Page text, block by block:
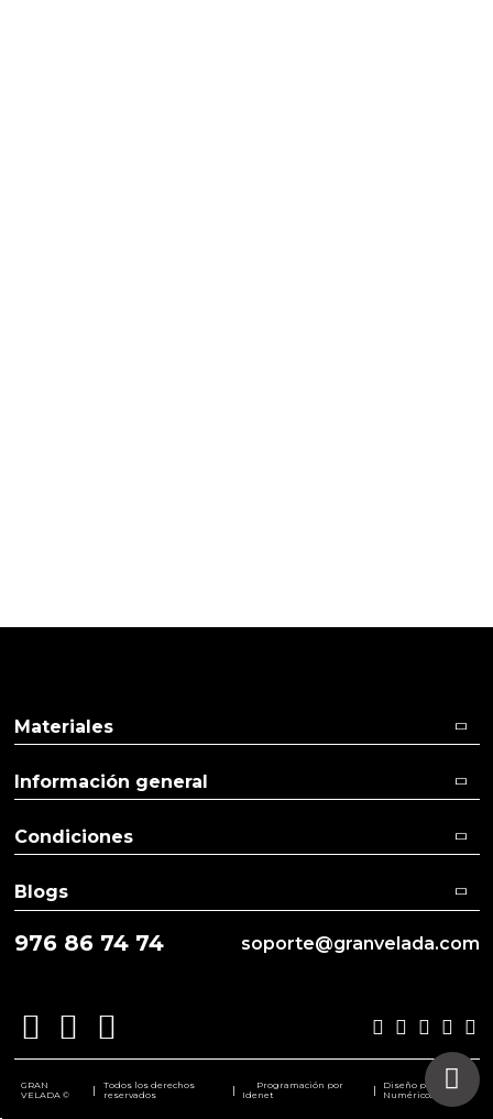
976 86 74 74 soporte@granvelada.com
Materiales
Información general
Condiciones
Blogs
GRAN
VELADA ©
|
Todos los derechos
reservados
|
Programación por
Idenet
|
Diseño por
Numéricco